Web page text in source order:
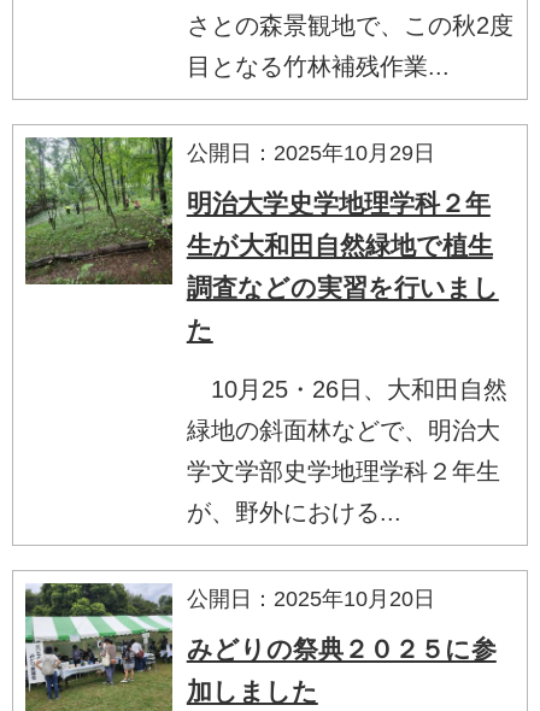
さとの森景観地で、この秋2度
目となる竹林補残作業...
公開日：2025年10月29日
明治大学史学地理学科２年
生が大和田自然緑地で植生
調査などの実習を行いまし
た
10月25・26日、大和田自然
緑地の斜面林などで、明治大
学文学部史学地理学科２年生
が、野外における...
公開日：2025年10月20日
みどりの祭典２０２５に参
加しました